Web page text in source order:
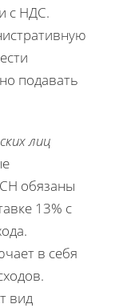
с НДС.
подавать
лиц
обязаны
13% с
в себя
вид